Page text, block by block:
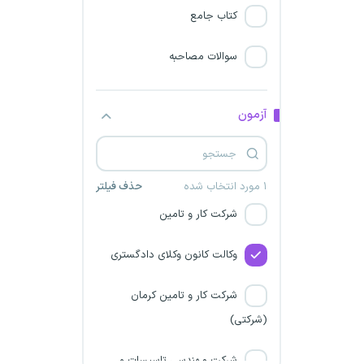
کتاب جامع
سوالات مصاحبه
آزمون
۱ مورد انتخاب شده حذف فیلتر
فارس
دانشگاه علوم پزشکی رفسنجان
شرکت یدک گاز سیرک
شرکت کار و تامین در سه استان
شرکت کار و تامین
وکالت کانون وکلای دادگستری
شرکت کار و تامین کرمان
(شرکتی)
شرکت مهندسی تاسیسات و